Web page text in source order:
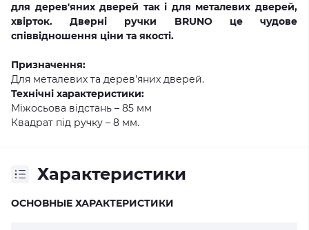
для дерев'яних дверей так і для металевих дверей,
хвірток. Дверні ручки BRUNO це чудове
співвідношення ціни та якості.
Призначення:
Для металевих та дерев'яних дверей.
Технічні характеристики:
Міжосьова відстань – 85 мм
Квадрат під ручку – 8 мм.
Характеристики
ОСНОВНЫЕ ХАРАКТЕРИСТИКИ